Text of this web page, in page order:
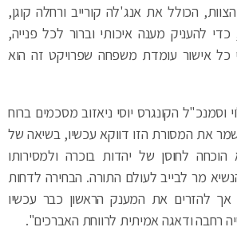
הכולל את אנג'לה קורייב ורחלה קוגן,
להעניק מענה איכותי וברור לכל פנייה,
כל אישור עומדת משפחה שפרויקט זה הוא
וסמנכ"ל הקונגרס יוסי ניאזוב מסכמים ברוח
את המסורת הזו דווקא עכשיו, בשיאה של
הוכחה לחוסן של יהדות בוכרה ולמסירותו
מר לבייב לעולם התורה. הבחירה לדחות
להזרים את המענק הראשון כבר עכשיו
רחבה ודאגה אמיתית לרווחת האברכים".